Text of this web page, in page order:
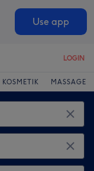
Use app
LOGIN
KOSMETIK MASSAGE